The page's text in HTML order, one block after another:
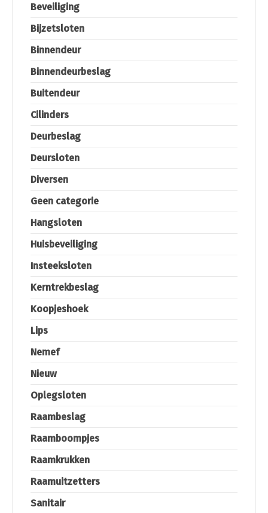
Beveiliging
Bijzetsloten
Binnendeur
Binnendeurbeslag
Buitendeur
Cilinders
Deurbeslag
Deursloten
Diversen
Geen categorie
Hangsloten
Huisbeveiliging
Insteeksloten
Kerntrekbeslag
Koopjeshoek
Lips
Nemef
Nieuw
Oplegsloten
Raambeslag
Raamboompjes
Raamkrukken
Raamuitzetters
Sanitair